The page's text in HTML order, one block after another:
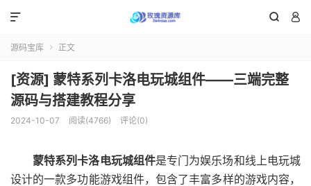
 

源码宝库  正文
[资源] 蒙特系列卡洛电玩城组件——三端完整
源码与搭建教程分享
2024-10-07 阅读(4766) 评论(0)
蒙特系列卡洛电玩城组件是专门为娱乐场和线上电玩城
设计的一款多功能游戏组件，包含了丰富多样的游戏内容，